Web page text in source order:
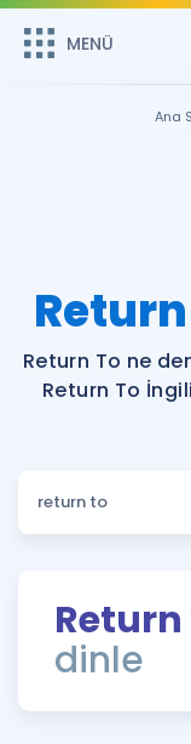
MENÜ
Remzi Hoca ile
MENÜ
Faydalı
Sözlük
Rehberlik
ÖSYM Sınav
Hakkımızda
Ana
Return To ne
Return To
Return
dinle